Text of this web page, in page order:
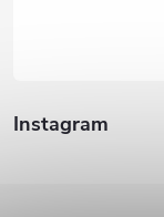
Instagram